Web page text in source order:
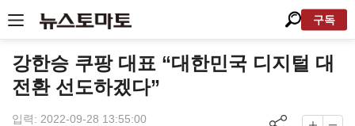
구독
강한승 쿠팡 대표 “대한민국 디지털 대
전환 선도하겠다”
입력: 2022-09-28 13:55:00